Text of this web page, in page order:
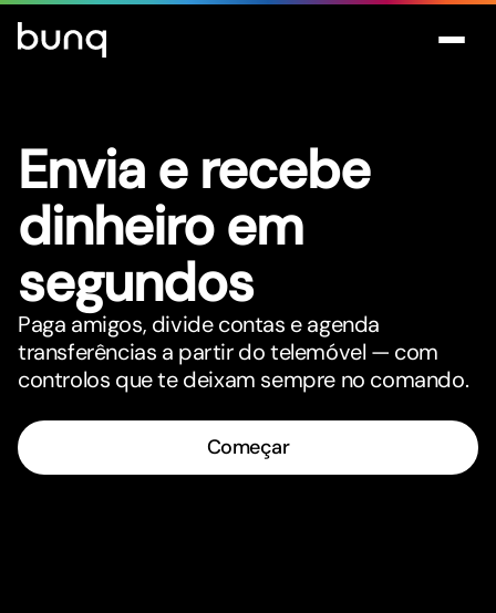
Envia e recebe
dinheiro em
segundos
Paga amigos, divide contas e agenda
transferências a partir do telemóvel — com
controlos que te deixam sempre no comando.
Começar